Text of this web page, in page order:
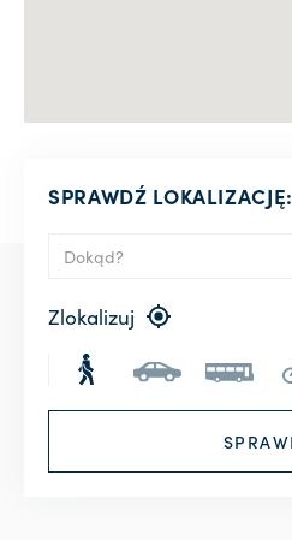
SPRAWDŹ LOKALIZACJĘ:
Zlokalizuj